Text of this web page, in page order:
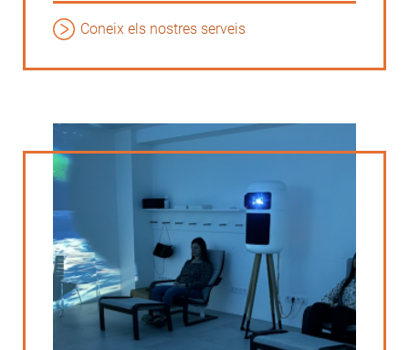
Coneix els nostres serveis